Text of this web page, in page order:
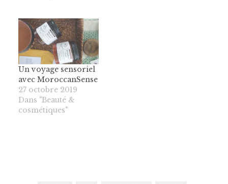
Un voyage sensoriel
avec MoroccanSense
27 octobre 2019
Dans "Beauté &
cosmétiques"